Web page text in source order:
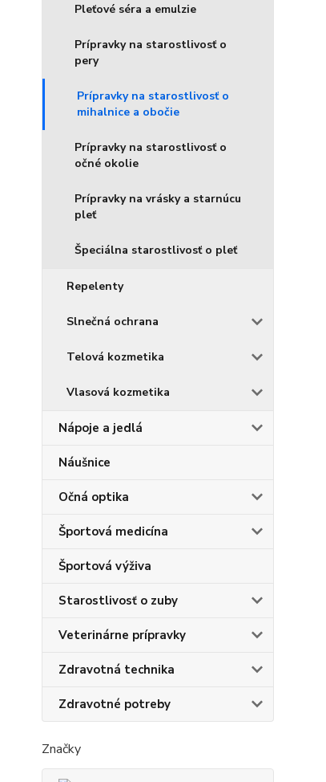
Pleťové séra a emulzie
Prípravky na starostlivosť o
pery
Prípravky na starostlivosť o
mihalnice a obočie
Prípravky na starostlivosť o
očné okolie
Prípravky na vrásky a starnúcu
pleť
Špeciálna starostlivosť o pleť
Repelenty
Slnečná ochrana
Telová kozmetika
Vlasová kozmetika
Nápoje a jedlá
Náušnice
Očná optika
Športová medicína
Športová výživa
Starostlivosť o zuby
Veterinárne prípravky
Zdravotná technika
Zdravotné potreby
Značky